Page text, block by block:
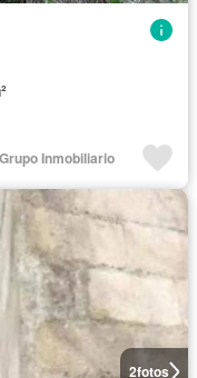
Inmobiliario
2fotos